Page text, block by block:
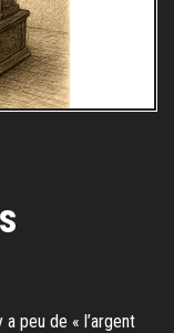
peu de « l’argent